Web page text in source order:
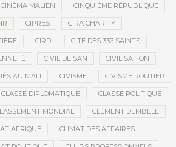
CINÉMA MALIEN CINQUIÈME RÉPUBLIQUE
CIPRES CIRA CHARITY
CIRDI CITÉ DES 333 SAINTS
CIVIL DE SAN CIVILISATION
AU MALI CIVISME CIVISME ROUTIER
CLASSE DIPLOMATIQUE CLASSE POLITIQUE
MONDIAL CLÉMENT DEMBÉLÉ
AFRIQUE CLIMAT DES AFFAIRES